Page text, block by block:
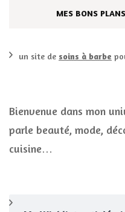
MES BONS
un site de soins à barbe
Bienvenue dans mon
parle beauté, mode,
cuisine…